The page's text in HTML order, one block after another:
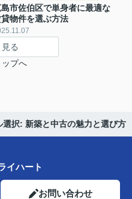
島市佐伯区で単身者に最適な
物件を選ぶ方法
る
ップへ
択: 新築と中古の魅力と選び方
イハート
お問い合わせ